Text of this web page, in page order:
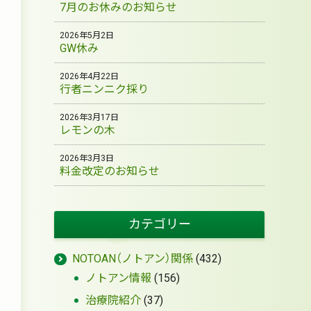
7月のお休みのお知らせ
GW休み
2026年5月2日
行者ニンニク採り
2026年4月22日
レモンの木
2026年3月17日
料金改定のお知らせ
2026年3月3日
カテゴリー
NOTOAN（ノトアン）関係 (432)
ノトアン情報 (156)
治療院紹介 (37)